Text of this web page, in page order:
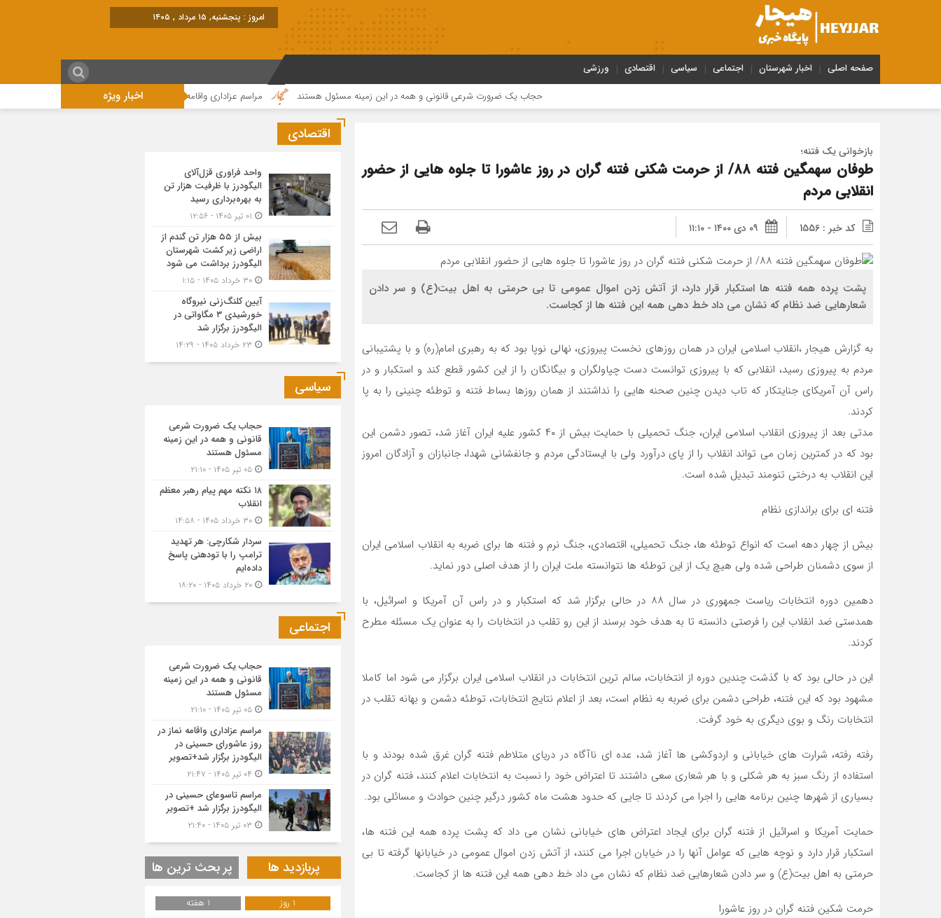
امروز : پنجشنبه, ۱۵ مرداد , ۱۴۰۵
صفحه اصلی اخبار شهرستان اجتماعی سیاسی اقتصادی ورزشی
اخبار ویژه حجاب یک ضرورت شرعی قانونی و همه در این زمینه مسئول هستند مراسم عزاداری واقامه نماز در روز عاشورای حسینی در الیگودرز برگزار شد+تصویر
بازخوانی یک فتنه؛
طوفان سهمگین فتنه ۸۸/ از حرمت شکنی فتنه گران در روز عاشورا تا جلوه هایی از حضور
انقلابی مردم
کد خبر : 1556 ۰۹ دی ۱۴۰۰ - ۱۱:۱۰
پشت پرده همه فتنه ها استکبار قرار دارد، از آتش زدن اموال عمومی تا بی حرمتی به اهل بیت(ع) و سر دادن
شعارهایی ضد نظام که نشان می داد خط دهی همه این فتنه ها از کجاست.
به گزارش هیجار ،انقلاب اسلامی ایران در همان روزهای نخست پیروزی، نهالی نوپا بود که به رهبری امام(ره) و با پشتیبانی
مردم به پیروزی رسید، انقلابی که با پیروزی توانست دست چپاولگران و بیگانگان را از این کشور قطع کند و استکبار و در
راس آن آمریکای جنایتکار که تاب دیدن چنین صحنه هایی را نداشتند از همان روزها بساط فتنه و توطئه چنینی را به پا
کردند.
مدتی بعد از پیروزی انقلاب اسلامی ایران، جنگ تحمیلی با حمایت بیش از ۴۰ کشور علیه ایران آغاز شد، تصور دشمن این
بود که در کمترین زمان می تواند انقلاب را از پای درآورد ولی با ایستادگی مردم و جانفشانی شهدا، جانبازان و آزادگان امروز
این انقلاب به درختی تنومند تبدیل شده است.
فتنه ای برای براندازی نظام
بیش از چهار دهه است که انواع توطئه ها، جنگ تحمیلی، اقتصادی، جنگ نرم و فتنه ها برای ضربه به انقلاب اسلامی ایران
از سوی دشمنان طراحی شده ولی هیچ یک از این توطئه ها نتوانسته ملت ایران را از هدف اصلی دور نماید.
دهمین دوره انتخابات ریاست جمهوری در سال ۸۸ در حالی برگزار شد که استکبار و در راس آن آمریکا و اسرائیل، با
همدستی ضد انقلاب این را فرصتی دانسته تا به هدف خود برسند از این رو تقلب در انتخابات را به عنوان یک مسئله مطرح
کردند.
این در حالی بود که با گذشت چندین دوره از انتخابات، سالم ترین انتخابات در انقلاب اسلامی ایران برگزار می شود اما کاملا
مشهود بود که این فتنه، طراحی دشمن برای ضربه به نظام است، بعد از اعلام نتایج انتخابات، توطئه دشمن و بهانه تقلب در
انتخابات رنگ و بوی دیگری به خود گرفت.
رفته رفته، شرارت های خیابانی و اردوکشی ها آغاز شد، عده ای ناآگاه در دریای متلاطم فتنه گران غرق شده بودند و با
استفاده از رنگ سبز به هر شکلی و با هر شعاری سعی داشتند تا اعتراض خود را نسبت به انتخابات اعلام کنند، فتنه گران در
بسیاری از شهرها چنین برنامه هایی را اجرا می کردند تا جایی که حدود هشت ماه کشور درگیر چنین حوادث و مسائلی بود.
حمایت آمریکا و اسرائیل از فتنه گران برای ایجاد اعتراض های خیابانی نشان می داد که پشت پرده همه این فتنه ها،
استکبار قرار دارد و نوچه هایی که عوامل آنها را در خیابان اجرا می کنند، از آتش زدن اموال عمومی در خیابانها گرفته تا بی
حرمتی به اهل بیت(ع) و سر دادن شعارهایی ضد نظام که نشان می داد خط دهی همه این فتنه ها از کجاست.
حرمت شکین فتنه گران در روز عاشورا
اقتصادی
واحد فراوری قزل‌آلای
الیگودرز با ظرفیت هزار تن
به بهره‌برداری رسید
بیش از ۵۵ هزار تن گندم از
اراضی زیر کشت شهرستان
الیگودرز برداشت می شود
آیین کلنگ‌زنی نیروگاه
خورشیدی ۳ مگاواتی در
الیگودرز برگزار شد
سیاسی
حجاب یک ضرورت شرعی
قانونی و همه در این زمینه
مسئول هستند
۱۸ نکته مهم پیام رهبر معظم
انقلاب
سردار شکارچی: هر تهدید
ترامپ را با تودهنی پاسخ
داده‌ایم
اجتماعی
حجاب یک ضرورت شرعی
قانونی و همه در این زمینه
مسئول هستند
مراسم عزاداری واقامه نماز در
روز عاشورای حسینی در
الیگودرز برگزار شد+تصویر
مراسم تاسوعای حسینی در
الیگودرز برگزار شد +تصویر
پربازدید ها پر بحث ترین ها
1 روز
1 هفته